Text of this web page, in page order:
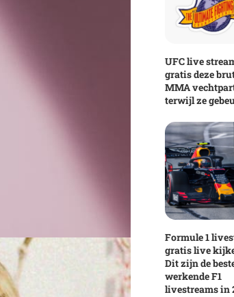
UFC live
gratis deze
MMA
terwijl ze
Formule 1
gratis live
Dit zijn de
werkende F1
livestreams in